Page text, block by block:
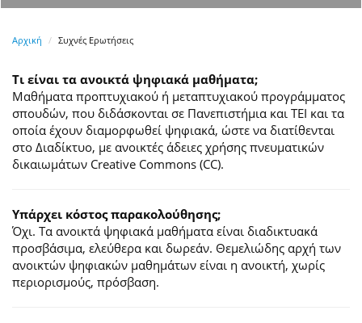
Αρχική Συχνές Ερωτήσεις
Τι είναι τα ανοικτά ψηφιακά μαθήματα;
Μαθήματα προπτυχιακού ή μεταπτυχιακού προγράμματος
σπουδών, που διδάσκονται σε Πανεπιστήμια και ΤΕΙ και τα
οποία έχουν διαμορφωθεί ψηφιακά, ώστε να διατίθενται
στο Διαδίκτυο, με ανοικτές άδειες χρήσης πνευματικών
δικαιωμάτων Creative Commons (CC).
Υπάρχει κόστος παρακολούθησης;
Όχι. Τα ανοικτά ψηφιακά μαθήματα είναι διαδικτυακά
προσβάσιμα, ελεύθερα και δωρεάν. Θεμελιώδης αρχή των
ανοικτών ψηφιακών μαθημάτων είναι η ανοικτή, χωρίς
περιορισμούς, πρόσβαση.